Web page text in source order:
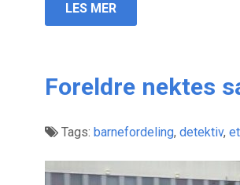
LES MER
Foreldre nektes
Tags: barnefordeling, detektiv,